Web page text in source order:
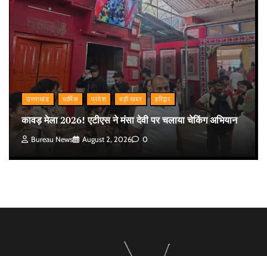
उत्तराखंड धार्मिक प्रदेश बड़ी खबर हरिद्वार
कावड़ मेला 2026! एटीएस ने मंसा देवी पर चलाया चेकिंग अभियान
Bureau News August 2, 2026 0